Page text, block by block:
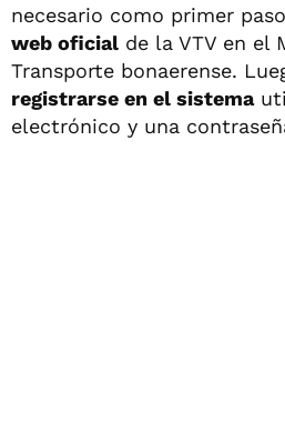
necesario como primer paso
web oficial de la VTV en el
Transporte bonaerense.
registrarse en el sistema
electrónico y una